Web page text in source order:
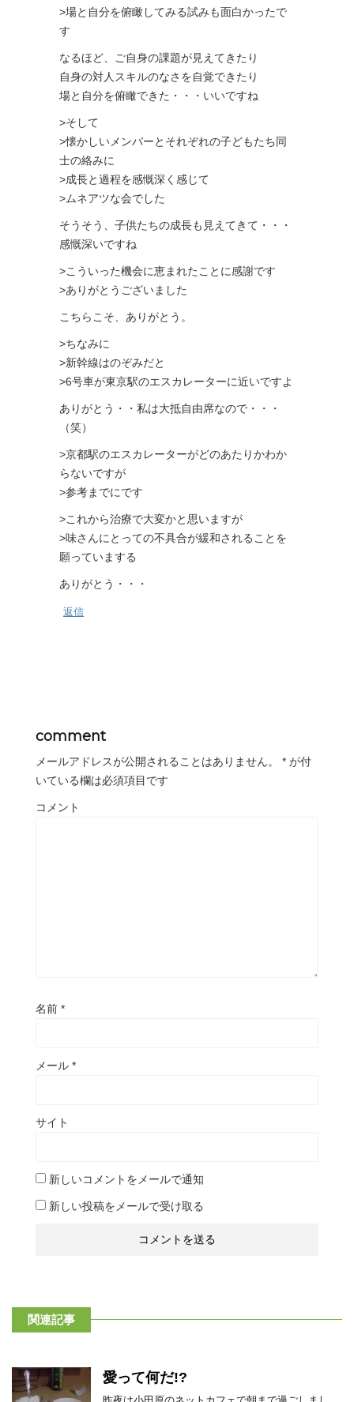
>場と自分を俯瞰してみる試みも面白かったで
す
なるほど、ご自身の課題が見えてきたり
自身の対人スキルのなさを自覚できたり
場と自分を俯瞰できた・・・いいですね
>そして
>懐かしいメンバーとそれぞれの子どもたち同
士の絡みに
>成長と過程を感慨深く感じて
>ムネアツな会でした
そうそう、子供たちの成長も見えてきて・・・
感慨深いですね
>こういった機会に恵まれたことに感謝です
>ありがとうございました
こちらこそ、ありがとう。
>ちなみに
>新幹線はのぞみだと
>6号車が東京駅のエスカレーターに近いですよ
ありがとう・・私は大抵自由席なので・・・
（笑）
>京都駅のエスカレーターがどのあたりかわか
らないですが
>参考までにです
>これから治療で大変かと思いますが
>味さんにとっての不具合が緩和されることを
願っていまする
ありがとう・・・
返信
comment
メールアドレスが公開されることはありません。 * が付
いている欄は必須項目です
コメント
名前 *
メール *
サイト
新しいコメントをメールで通知
新しい投稿をメールで受け取る
関連記事
愛って何だ!?